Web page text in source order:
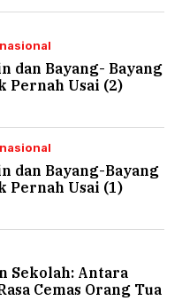
dan Bayang- Bayang
Pernah Usai (2)
dan Bayang-Bayang
Pernah Usai (1)
Sekolah: Antara
Cemas Orang Tua